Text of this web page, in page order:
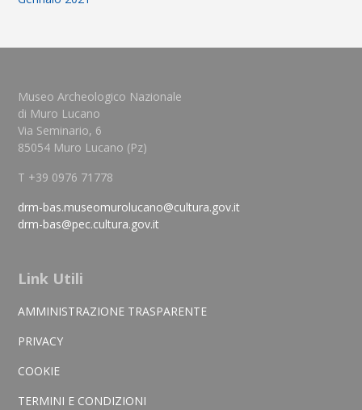
Museo Archeologico Nazionale
di Muro Lucano
Via Seminario, 6
85054 Muro Lucano (Pz)
T +39 0976 71778
drm-bas.museomurolucano@cultura.gov.it
drm-bas@pec.cultura.gov.it
Link Utili
AMMINISTRAZIONE TRASPARENTE
PRIVACY
COOKIE
TERMINI E CONDIZIONI